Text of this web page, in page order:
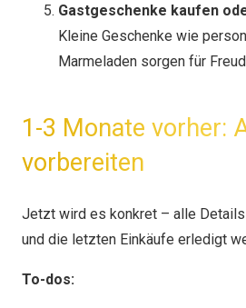
Gastgeschenke kaufen
Kleine Geschenke wie
Marmeladen sorgen für
1-3 Monate vorher:
vorbereiten
Jetzt wird es konkret – alle
und die letzten Einkäufe erledigt
To-dos: